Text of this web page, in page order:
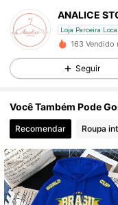
ANALICE
Loja Parceira Local
163 Vendido
Seguir
Você Também Pode
Recomendar Roupa